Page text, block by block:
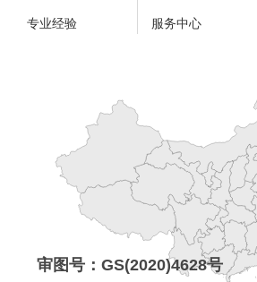
专业经验 服务中心